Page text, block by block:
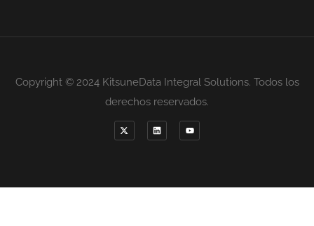
Copyright © 2024 KitsuneData Integral Solutions. Todos los
derechos reservados.